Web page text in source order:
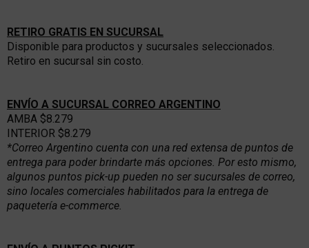
RETIRO GRATIS EN SUCURSAL
Disponible para productos y sucursales seleccionados.
Retiro en sucursal sin costo.
ENVÍO A SUCURSAL CORREO ARGENTINO
AMBA $8.279
INTERIOR $8.279
*Correo Argentino cuenta con una red extensa de puntos de
entrega para poder brindarte más opciones. Por esto mismo,
algunos puntos pick-up pueden no ser sucursales de correo,
sino locales comerciales habilitados para la entrega de
paquetería e-commerce.